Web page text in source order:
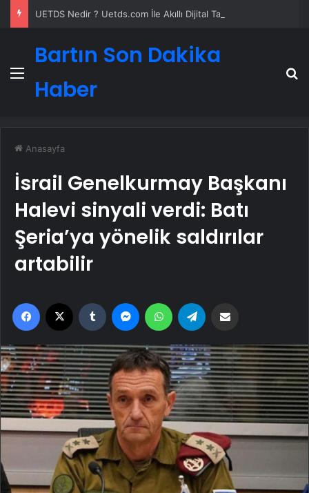
Menü
Bartın Son Dakika
Haber
Anasayfa
İsrail Genelkurmay Başkanı
Halevi sinyali verdi: Batı
Şeria’ya yönelik saldırılar
artabilir
Facebook Tumblr MessengerWhatsApp